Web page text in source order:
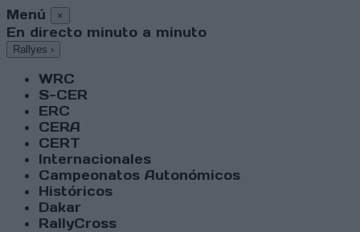
Menú ×
En directo minuto a minuto
Rallyes ›
WRC
S-CER
ERC
CERA
CERT
Internacionales
Campeonatos Autonómicos
Históricos
Dakar
RallyCross